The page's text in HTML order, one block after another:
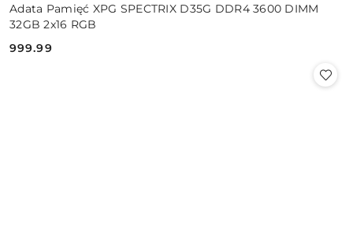
Adata Pamięć XPG SPECTRIX D35G DDR4 3600 DIMM
32GB 2x16 RGB
Cena:
999.99